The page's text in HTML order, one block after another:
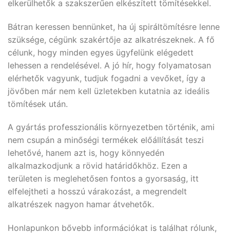
elkerülhetők a szakszerűen elkészített tömítésekkel.
Bátran keressen bennünket, ha új spiráltömítésre lenne
szüksége, cégünk szakértője az alkatrészeknek. A fő
célunk, hogy minden egyes ügyfelünk elégedett
lehessen a rendelésével. A jó hír, hogy folyamatosan
elérhetők vagyunk, tudjuk fogadni a vevőket, így a
jövőben már nem kell üzletekben kutatnia az ideális
tömítések után.
A gyártás professzionális környezetben történik, ami
nem csupán a minőségi termékek előállítását teszi
lehetővé, hanem azt is, hogy könnyedén
alkalmazkodjunk a rövid határidőkhöz. Ezen a
területen is meglehetősen fontos a gyorsaság, itt
elfelejtheti a hosszú várakozást, a megrendelt
alkatrészek nagyon hamar átvehetők.
Honlapunkon bővebb információkat is találhat rólunk,